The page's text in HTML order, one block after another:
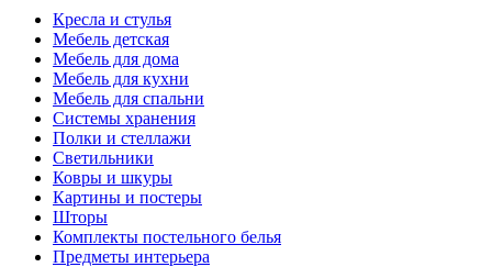
Кресла и стулья
Мебель детская
Мебель для дома
Мебель для кухни
Мебель для спальни
Системы хранения
Полки и стеллажи
Светильники
Ковры и шкуры
Картины и постеры
Шторы
Комплекты постельного белья
Предметы интерьера